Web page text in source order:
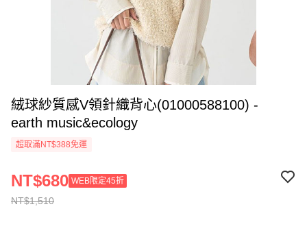
絨球紗質感V領針織背心(01000588100) -
earth music&ecology
超取滿NT$388免運
NT$1,510
NT$680 WEB限定45折